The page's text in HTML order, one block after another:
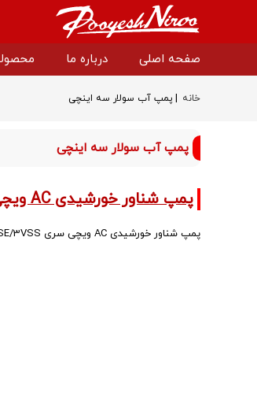
صفحه اصلی درباره ما
درایو وکن
خانه | پمپ آب سولار سه اینچی
پمپ آب سولار سه اینچی
پمپ شناور خورشیدی AC ویچی سری 3VSD/3VSE/3VSS با قطر 3 اینچ
پمپ شناور خورشیدی AC ویچی سری 3VSD/3VSE/3VSS با قطر 3 اینچ | از محصولات کارآمد و قابل اعتماد شرکت VEICHI…